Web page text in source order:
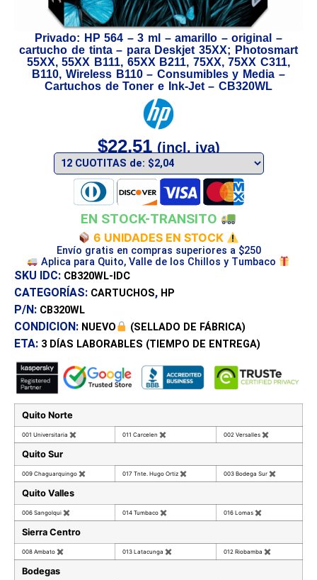
Privado: HP 564 – 3 ml – amarillo – original –
cartucho de tinta – para Deskjet 35XX; Photosmart
55XX, 55XX B111, 65XX B211, 75XX, 75XX C311,
B110, Wireless B110 – Consumibles y Media –
Cartuchos de Toner e Ink-Jet – CB320WL
$22,51 (incl. iva)
EN STOCK-TRANSITO
6 UNIDADES EN STOCK
Envío gratis en compras superiores a $250
Aplica para Quito, Valle de los Chillos y Tumbaco
SKU IDC: CB320WL-IDC
CATEGORÍAS: CARTUCHOS, HP
P/N: CB320WL
CONDICION: NUEVO (SELLADO DE FÁBRICA)
ETA: 3 DÍAS LABORABLES (TIEMPO DE ENTREGA)
Quito Norte
001 Universitaria ✖ 011 Carcelen ✖ 002 Versalles ✖
Quito Sur
009 Chaguarquingo ✖ 017 Tnte. Hugo Ortiz ✖ 003 Bodega Sur ✖
Quito Valles
006 Sangolqui ✖ 014 Tumbaco ✖ 016 Lomas ✖
Sierra Centro
008 Ambato ✖ 013 Latacunga ✖ 012 Riobamba ✖
Bodegas